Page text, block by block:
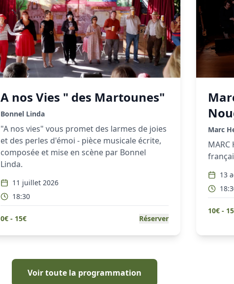
A nos Vies " des Martounes"
Bonnel Linda
"A nos vies" vous promet des larmes de joies
et des perles d'émoi - pièce musicale écrite,
composée et mise en scène par Bonnel
Linda.
11 juillet 2026
18:30
0€ - 15€ Réserver
Marc
MARC
13
10€ - 15
Voir toute la programmation